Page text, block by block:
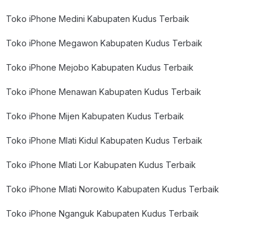
Toko iPhone Medini Kabupaten Kudus Terbaik
Toko iPhone Megawon Kabupaten Kudus Terbaik
Toko iPhone Mejobo Kabupaten Kudus Terbaik
Toko iPhone Menawan Kabupaten Kudus Terbaik
Toko iPhone Mijen Kabupaten Kudus Terbaik
Toko iPhone Mlati Kidul Kabupaten Kudus Terbaik
Toko iPhone Mlati Lor Kabupaten Kudus Terbaik
Toko iPhone Mlati Norowito Kabupaten Kudus Terbaik
Toko iPhone Nganguk Kabupaten Kudus Terbaik